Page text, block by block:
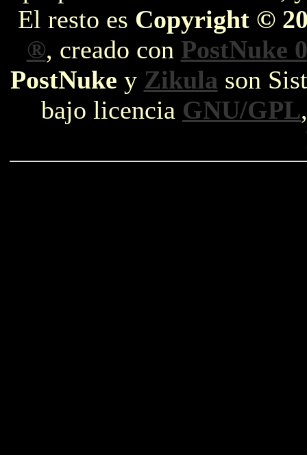
El resto es Copyright ©
®, creado con PostNuke
PostNuke y Zikula son
bajo licencia GNU/GPL